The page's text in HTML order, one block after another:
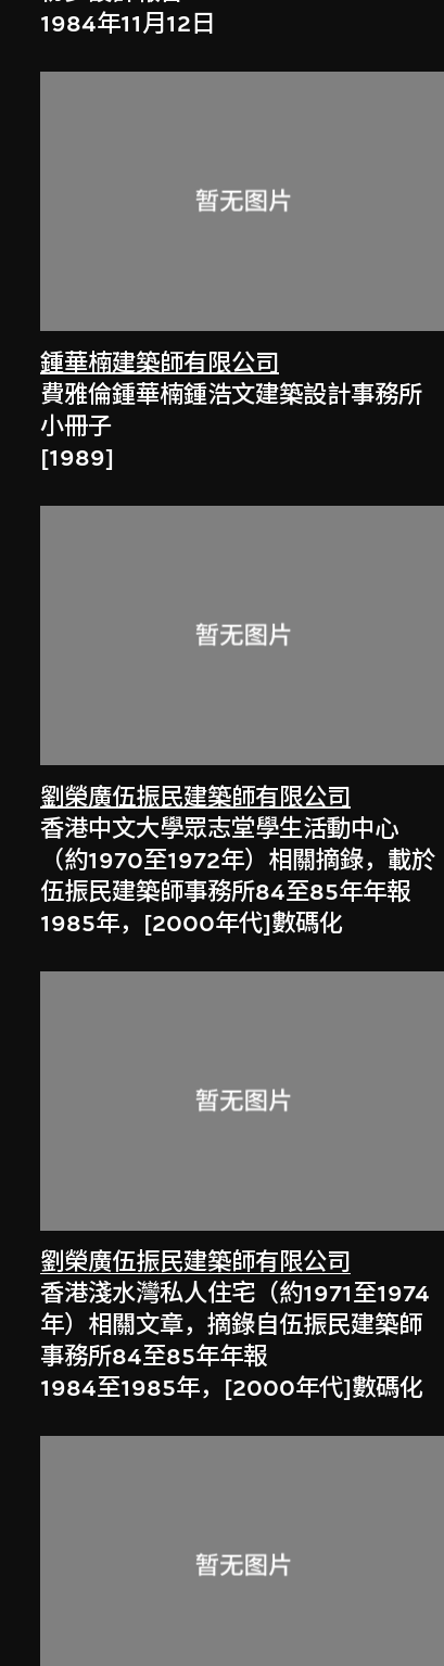
1984年11月12日
鍾華楠建築師有限公司
費雅倫鍾華楠鍾浩文建築設計事務所
小冊子
[1989]
劉榮廣伍振民建築師有限公司
香港中文大學眾志堂學生活動中心
（約1970至1972年）相關摘錄，載於
伍振民建築師事務所84至85年年報
1985年，[2000年代]數碼化
劉榮廣伍振民建築師有限公司
香港淺水灣私人住宅（約1971至1974
年）相關文章，摘錄自伍振民建築師
事務所84至85年年報
1984至1985年，[2000年代]數碼化